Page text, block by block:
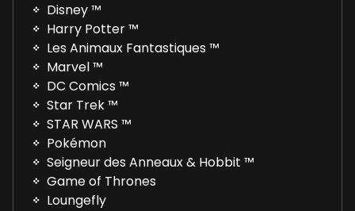
Disney ™
Harry Potter ™
Les Animaux Fantastiques ™
Marvel ™
DC Comics ™
Star Trek ™
STAR WARS ™
Pokémon
Seigneur des Anneaux & Hobbit ™
Game of Thrones
Loungefly